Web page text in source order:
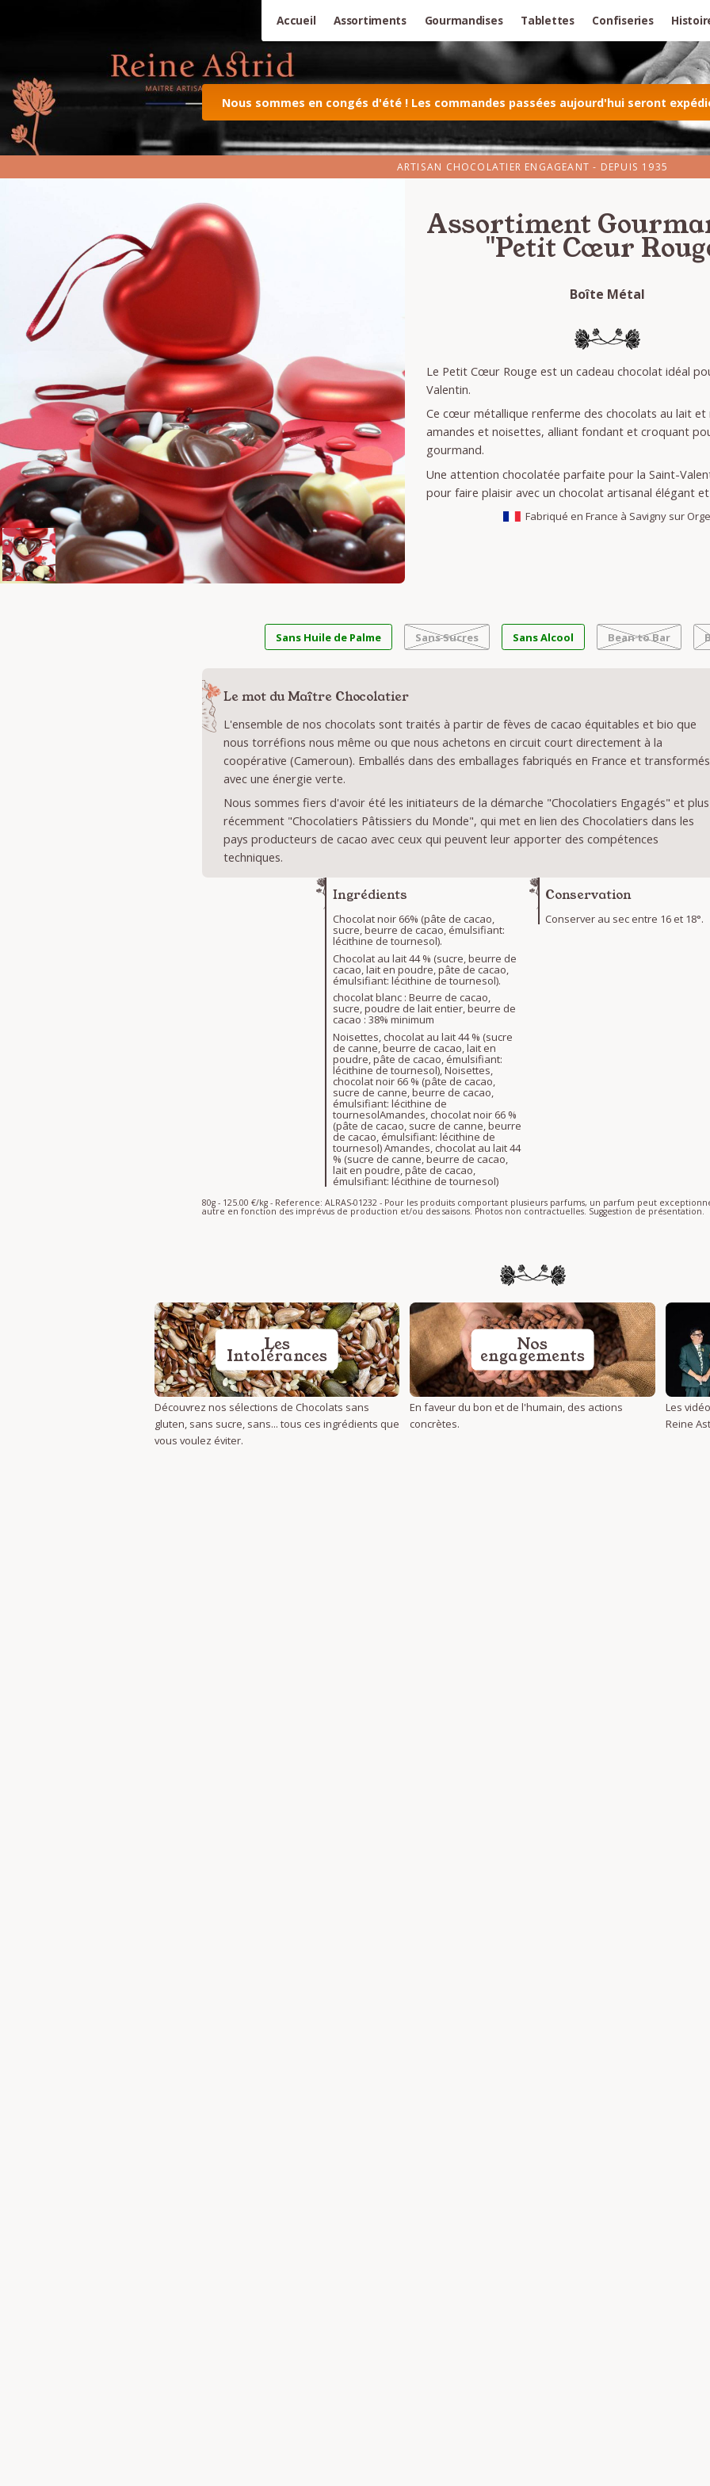
Accueil Assortiments Gourmandises Tablettes Confiseries
Nous sommes en congés d'été ! Les commandes passées aujourd'hui seront
ARTISAN CHOCOLATIER ENGAGEANT - DEPUIS 1935
Assortiment
"Petit Cœur
Boîte Métal
Le Petit Cœur Rouge est un cadeau chocolat idéal
Valentin.
Ce cœur métallique renferme des chocolats au lait et
amandes et noisettes, alliant fondant et croquant
gourmand.
Une attention chocolatée parfaite pour la Saint-
pour faire plaisir avec un chocolat artisanal élégant
Fabriqué en France à Savigny sur
Sans Huile de Palme Sans Sucres Sans Alcool Bean to Bar
Le mot du Maître Chocolatier
L'ensemble de nos chocolats sont traités à partir de fèves de cacao équitables et bio que
nous torréfions nous même ou que nous achetons en circuit court directement à la
coopérative (Cameroun). Emballés dans des emballages fabriqués en France et transformés
avec une énergie verte.
Nous sommes fiers d'avoir été les initiateurs de la démarche "Chocolatiers Engagés" et plus
récemment "Chocolatiers Pâtissiers du Monde", qui met en lien des Chocolatiers dans les
pays producteurs de cacao avec ceux qui peuvent leur apporter des compétences
techniques.
Ingrédients
Chocolat noir 66% (pâte de cacao,
sucre, beurre de cacao, émulsifiant:
lécithine de tournesol).
Chocolat au lait 44 % (sucre, beurre de
cacao, lait en poudre, pâte de cacao,
émulsifiant: lécithine de tournesol).
chocolat blanc : Beurre de cacao,
sucre, poudre de lait entier, beurre de
cacao : 38% minimum
Noisettes, chocolat au lait 44 % (sucre
de canne, beurre de cacao, lait en
poudre, pâte de cacao, émulsifiant:
lécithine de tournesol), Noisettes,
chocolat noir 66 % (pâte de cacao,
sucre de canne, beurre de cacao,
émulsifiant: lécithine de
tournesolAmandes, chocolat noir 66 %
(pâte de cacao, sucre de canne, beurre
de cacao, émulsifiant: lécithine de
tournesol) Amandes, chocolat au lait 44
% (sucre de canne, beurre de cacao,
lait en poudre, pâte de cacao,
émulsifiant: lécithine de tournesol)
Conservation
Conserver au sec entre 16 et 18°.
80g - 125.00 €/kg - Reference: ALRAS-01232 - Pour les produits comportant plusieurs parfums, un parfum peut
autre en fonction des imprévus de production et/ou des saisons. Photos non contractuelles. Suggestion de présentation.
Les
Intolérances
Découvrez nos sélections de Chocolats sans
gluten, sans sucre, sans... tous ces ingrédients que
vous voulez éviter.
Nos
engagements
En faveur du bon et de l'humain, des actions
concrètes.
Les
Reine